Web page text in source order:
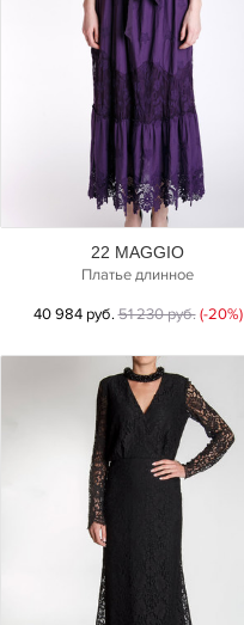
22 MAGGIO
Платье длинное
40 984 руб.51 230 руб. (-20%)